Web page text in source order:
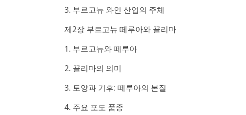
3. 부르고뉴 와인 산업의 주체
제2장 부르고뉴 떼루아와 끌리마
1. 부르고뉴와 떼루아
2. 끌리마의 의미
3. 토양과 기후: 떼루아의 본질
4. 주요 포도 품종